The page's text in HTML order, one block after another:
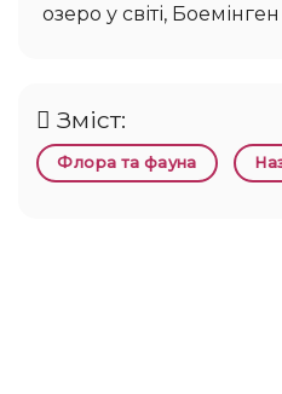
озеро у світі,
Зміст:
Флора та фауна